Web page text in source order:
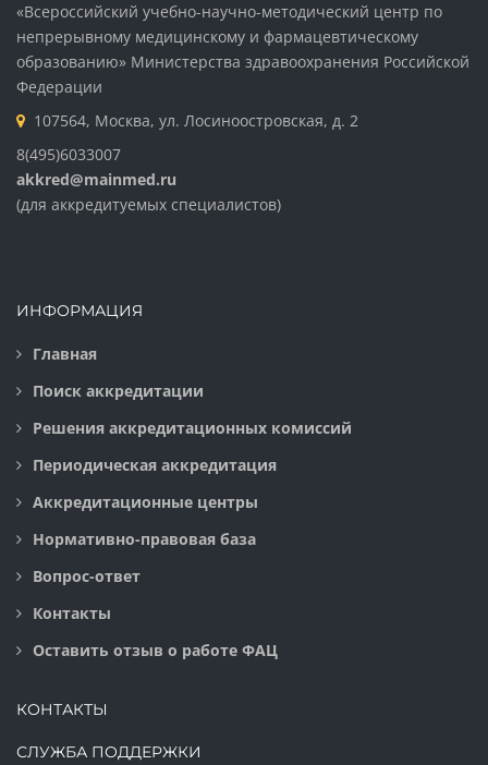
«Всероссийский учебно-научно-методический центр по
непрерывному медицинскому и фармацевтическому
образованию» Министерства здравоохранения Российской
Федерации
107564, Москва, ул. Лосиноостровская, д. 2
8(495)6033007
akkred@mainmed.ru
(для аккредитуемых специалистов)
ИНФОРМАЦИЯ
Главная
Поиск аккредитации
Решения аккредитационных комиссий
Периодическая аккредитация
Аккредитационные центры
Нормативно-правовая база
Вопрос-ответ
Контакты
Оставить отзыв о работе ФАЦ
КОНТАКТЫ
СЛУЖБА ПОДДЕРЖКИ